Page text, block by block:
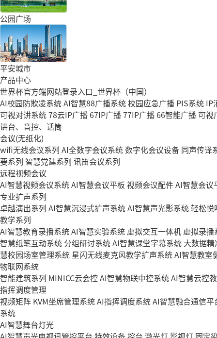
公园广场
平安城市
产品中心
世界杯官方端网站登录入口_世界杯（中国）
AI校园防欺凌系统AI智慧88广播系统校园应急广播 PIS系统 IP
可视对讲系统78云IP广播 67IP广播77IP广播 66智能广播 可视
讲台、音控、话筒
会议(无纸化)
wifi无线会议系列 AI全数字会议系统数字化会议设备 同声传译
要系列 智慧党建系列 讯笛会议系列
远程视频会议
AI智慧视频会议系统AI智慧会议平板 视频会议配件AI智慧会
专业扩声系列
卓越演出系列 AI智慧沉浸式扩声系统AI智慧声光影系统轻松悦
教学系列
AI智慧教育录播系统AI智慧实验系统 虚拟交互一体机 虚拟录播
智慧纸笔互动系统 分组研讨系统AI智慧课堂字幕系统 大数据
慧校园场室管理系统 星闪无线麦克风教学扩声系统AI智慧教室
物联网系统
智能建筑系列 MINICC云会控AI智慧物联中控系统AI智慧云控
指挥调度管理
视频矩阵 KVM坐席管理系统AI指挥调度系统AI智慧融合通信平
系统
AI智慧舞台灯光